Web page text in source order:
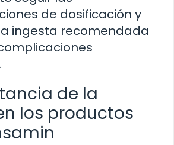
de dosificación y
ingesta recomendada
de la
los productos